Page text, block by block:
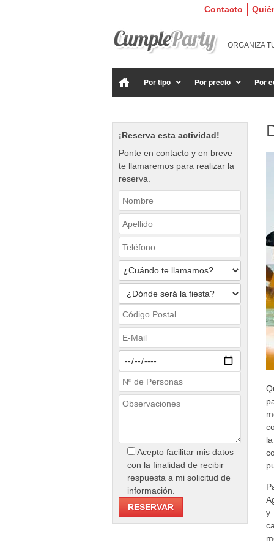
Contacto
ORGANIZA
Por tipo Por precio Por
¡Reserva esta actividad!
Ponte en contacto y en breve
te llamaremos para realizar la
reserva.
Acepto facilitar mis datos
con la finalidad de recibir
respuesta a mi solicitud de
información.
y